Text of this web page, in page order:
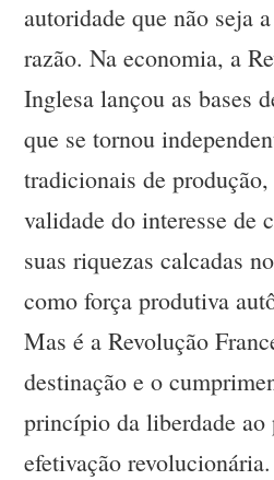
autoridade que não seja
razão. Na economia, a
Inglesa lançou as bases
que se tornou
tradicionais de
validade do interesse de
suas riquezas calcadas
como força produtiva
Mas é a Revolução
destinação e o
princípio da liberdade ao
efetivação